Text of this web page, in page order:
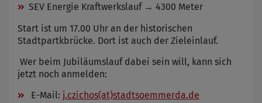
SEV Energie Kraftwerkslauf → 4300 Meter
Start ist um 17.00 Uhr an der historischen
Stadtpartkbrücke. Dort ist auch der Zieleinlauf.
Wer beim Jubiläumslauf dabei sein will, kann sich
jetzt noch anmelden:
E-Mail: j.czichos(at)stadtsoemmerda.de